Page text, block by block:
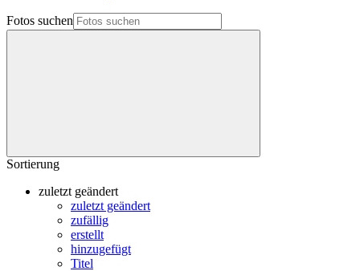
Fotos suchen
Sortierung
zuletzt geändert
zuletzt geändert
zufällig
erstellt
hinzugefügt
Titel